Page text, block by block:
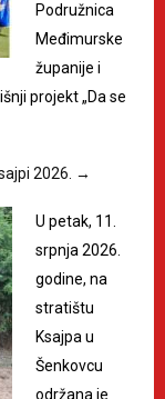
Podružnica
Međimurske
županije i
projekt „Da se
2026. →
U petak, 11.
srpnja 2026.
godine, na
stratištu
Ksajpa u
Šenkovcu
održana je